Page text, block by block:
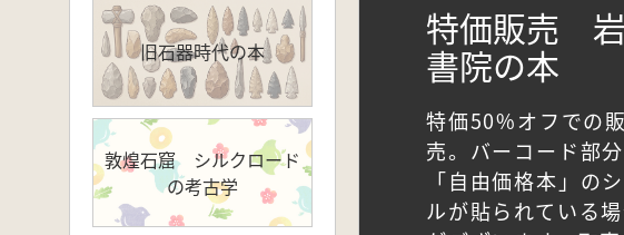
旧石器時代の本
敦煌石窟 シルクロード
の考古学
特価販売
書院の本
特価50%オフでの販
売。バーコード部
「自由価格本」の
ルが貼られている